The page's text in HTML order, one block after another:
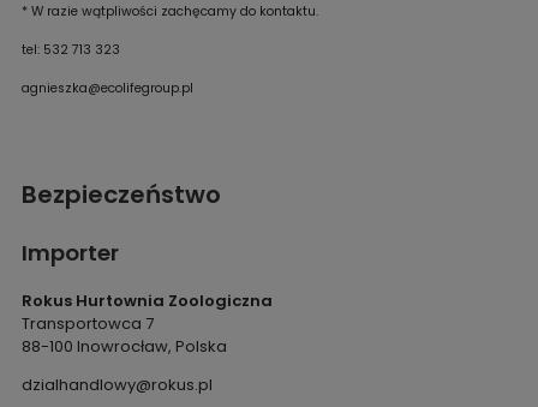
* W razie wątpliwości zachęcamy do kontaktu.
tel: 532 713 323
agnieszka@ecolifegroup.pl
Bezpieczeństwo
Importer
Rokus Hurtownia Zoologiczna
Transportowca 7
88-100 Inowrocław, Polska
dzialhandlowy@rokus.pl